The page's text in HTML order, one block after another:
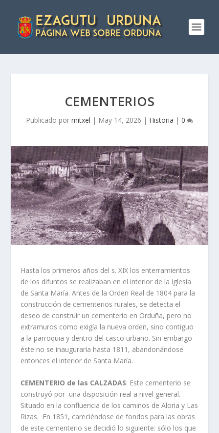
CEMENTERIOS
Publicado por mitxel | May 14, 2026 | Historia | 0
Hasta los primeros años del s. XIX los enterramientos
de los difuntos se realizaban en el interior de la iglesia
de Santa Marí­a. Antes de la Orden Real de 1804 para la
construcción de cementerios rurales, se detecta el
deseo de construir un cementerio en Orduña, pero no
extramuros como exigí­a la nueva orden, sino contiguo
a la parroquia y dentro del casco urbano. Sin embargo
éste no se inaugurarí­a hasta 1811, abandonándose
entonces el interior de Santa Marí­a.
CEMENTERIO de las CALZADAS: Este cementerio se
construyó por una disposición real a nivel general.
Situado en la confluencia de los caminos de Aloria y Las
Rizas. En 1851, careciéndose de fondos para las obras
de este cementerio se decidió lo siguiente: sólo los que